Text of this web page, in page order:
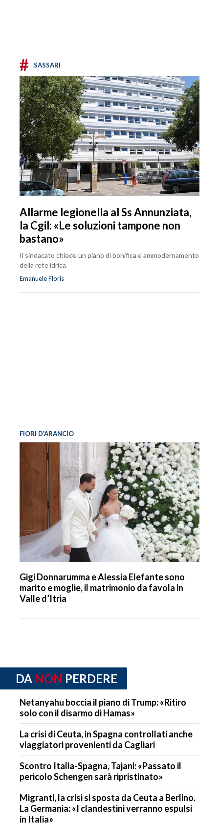
# SASSARI
Allarme legionella al Ss Annunziata,
la Cgil: «Le soluzioni tampone non
bastano»
Il sindacato chiede un piano di bonifica e ammodernamento
della rete idrica
Emanuele Floris
FIORI D’ARANCIO
Gigi Donnarumma e Alessia Elefante sono
marito e moglie, il matrimonio da favola in
Valle d’Itria
DA NON PERDERE
Netanyahu boccia il piano di Trump: «Ritiro
solo con il disarmo di Hamas»
La crisi di Ceuta, in Spagna controllati anche
viaggiatori provenienti da Cagliari
Scontro Italia-Spagna, Tajani: «Passato il
pericolo Schengen sarà ripristinato»
Migranti, la crisi si sposta da Ceuta a Berlino.
La Germania: «I clandestini verranno espulsi
in Italia»